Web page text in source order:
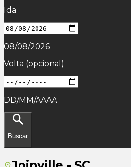
Ida
08/08/2026
Volta (opcional)
DD/MM/AAAA
Buscar